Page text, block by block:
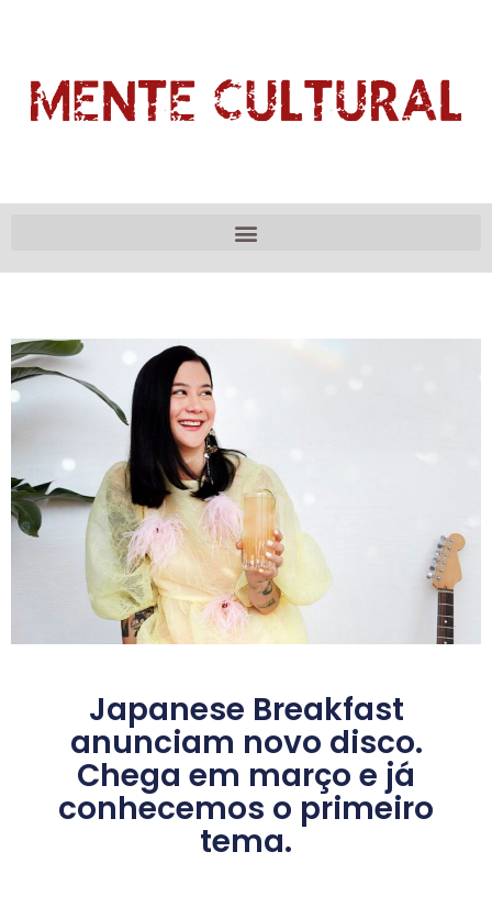
Japanese Breakfast
anunciam novo disco.
Chega em março e já
conhecemos o primeiro
tema.